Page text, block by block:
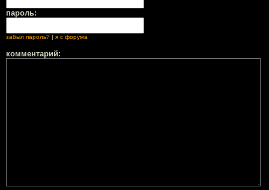
пароль:
забыл пароль? | я с форума
комментарий: